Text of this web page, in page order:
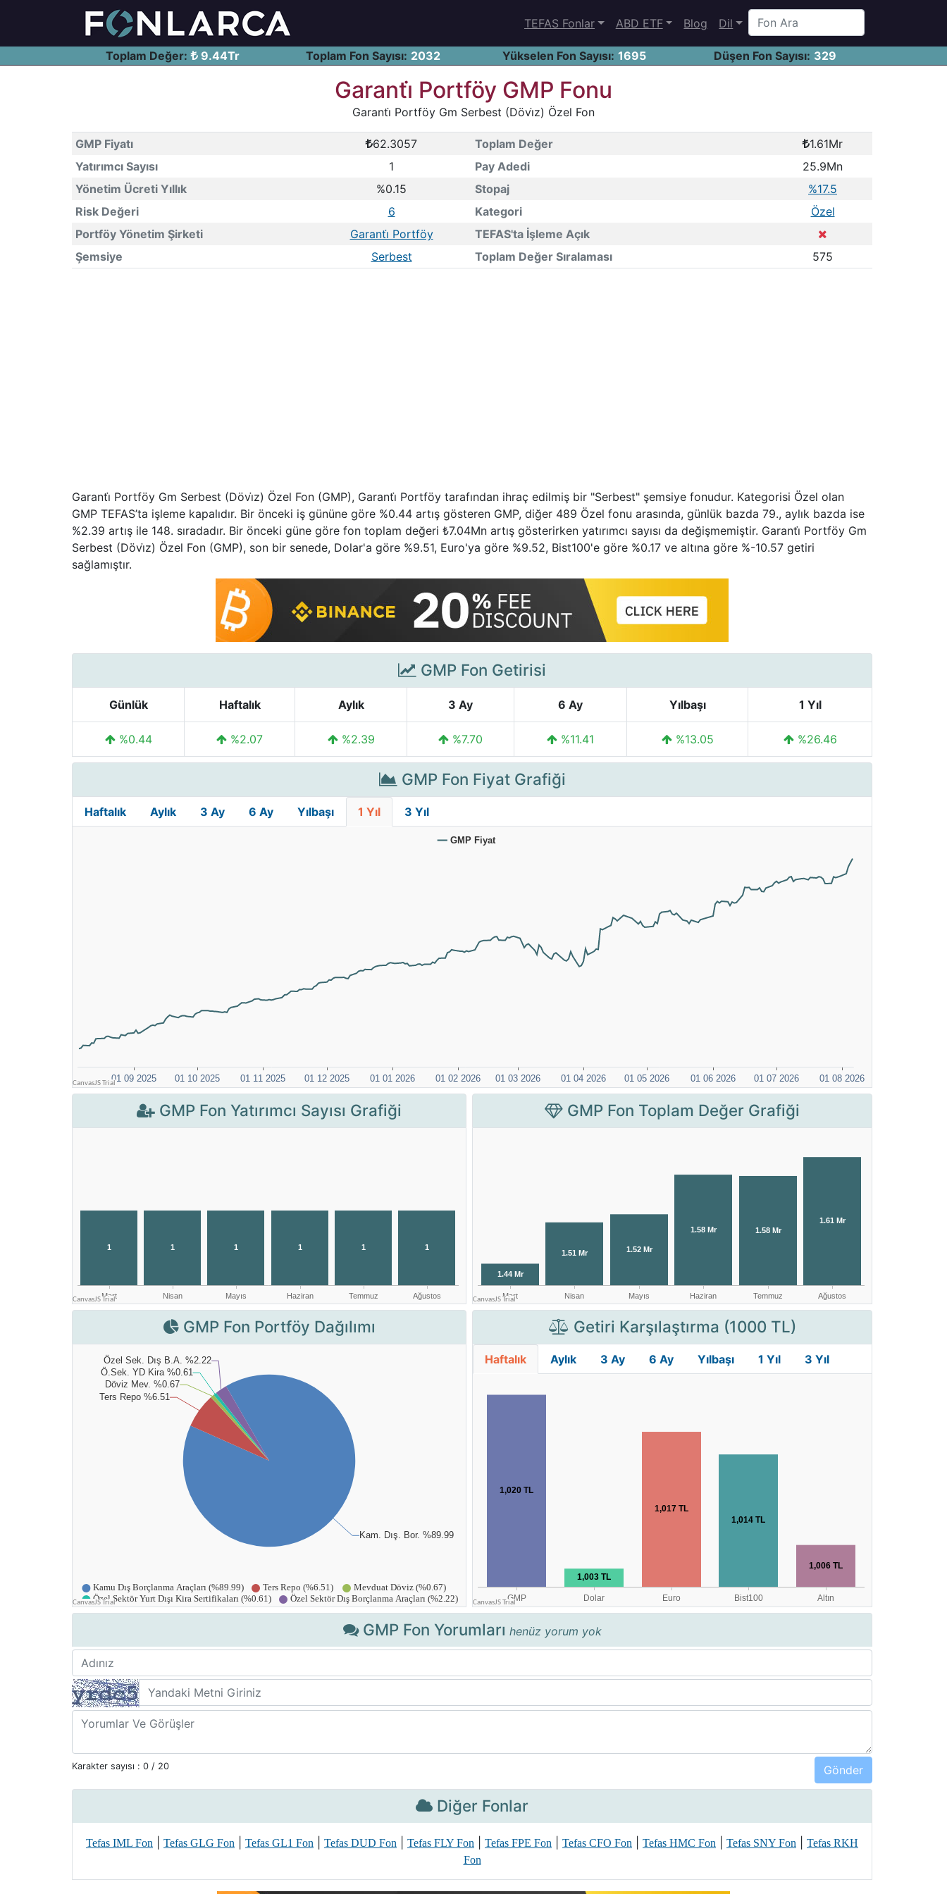
TEFAS Fonlar ABD ETF Blog Dil
Toplam Değer: 9.44Tr Toplam Fon Sayısı: 2032 Yükselen Fon Sayısı: 1695 Düşen Fon Sayısı: 329
Garanti̇ Portföy GMP Fonu
Garanti̇ Portföy Gm Serbest (Dövi̇z) Özel Fon
GMP Fiyatı 62.3057 Toplam Değer
1.61Mr
Yatırımcı Sayısı
1 Pay Adedi
25.9Mn
Yönetim Ücreti Yıllık
%0.15 Stopaj
%17.5
Risk Değeri
6 Kategori
Özel
Portföy Yönetim Şirketi
Garanti̇ Portföy
TEFAS'ta İşleme Açık
Şemsiye
Serbest Toplam Değer Sıralaması 575
Garanti̇ Portföy Gm Serbest (Dövi̇z) Özel Fon (GMP), Garanti̇ Portföy tarafından ihraç edilmiş bir "Serbest" şemsiye fonudur. Kategorisi Özel olan
GMP TEFAS’ta işleme kapalıdır. Bir önceki iş gününe göre %0.44 artış gösteren GMP, diğer 489 Özel fonu arasında, günlük bazda 79., aylık bazda ise
%2.39 artış ile 148. sıradadır. Bir önceki güne göre fon toplam değeri ₺7.04Mn artış gösterirken yatırımcı sayısı da değişmemiştir. Garanti̇ Portföy Gm
Serbest (Dövi̇z) Özel Fon (GMP), son bir senede, Dolar'a göre %9.51, Euro'ya göre %9.52, Bist100'e göre %0.17 ve altına göre %-10.57 getiri
sağlamıştır.
GMP Fon Getirisi
Günlük Haftalık Aylık 3 Ay 6 Ay Yılbaşı 1 Yıl
%0.44 %2.07 %2.39 %7.70 %11.41 %13.05 %26.46
GMP Fon Fiyat Grafiği
Haftalık Aylık 3 Ay 6 Ay Yılbaşı 1 Yıl 3 Yıl
GMP Fon Yatırımcı Sayısı Grafiği GMP Fon Toplam Değer Grafiği
GMP Fon Portföy Dağılımı Getiri Karşılaştırma (1000 TL)
Haftalık Aylık 3 Ay 6 Ay Yılbaşı 1 Yıl 3 Yıl
GMP Fon Yorumları henüz yorum yok
Karakter sayısı : 0 / 20
Diğer Fonlar
Tefas IML Fon Tefas GLG Fon Tefas GL1 Fon Tefas DUD Fon Tefas FLY Fon Tefas FPE Fon Tefas CFO Fon Tefas HMC Fon Tefas SNY Fon
Tefas RKH
Fon